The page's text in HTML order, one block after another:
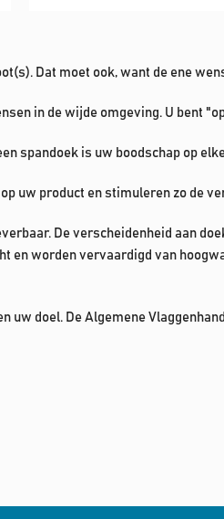
Dat moet ook, want de ene
in de wijde omgeving. U bent
spandoek is uw boodschap op
uw product en stimuleren zo de
De verscheidenheid aan
worden vervaardigd van
doel. De Algemene